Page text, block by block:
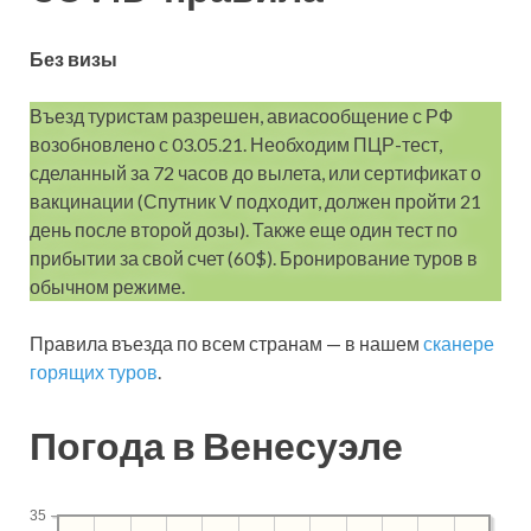
Без визы
Въезд туристам разрешен, авиасообщение с РФ
возобновлено с 03.05.21. Необходим ПЦР-тест,
сделанный за 72 часов до вылета, или сертификат о
вакцинации (Спутник V подходит, должен пройти 21
день после второй дозы). Также еще один тест по
прибытии за свой счет (60$). Бронирование туров в
обычном режиме.
Правила въезда по всем странам — в нашем сканере
горящих туров.
Погода в Венесуэле